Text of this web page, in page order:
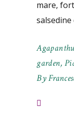
mare,
salsedine
garden,
By